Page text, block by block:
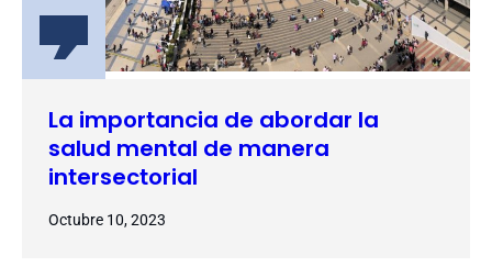
La importancia de abordar la
salud mental de manera
intersectorial
Octubre 10, 2023